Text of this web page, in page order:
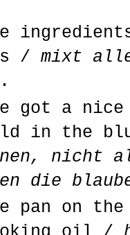
/ mixt
.
got a
in the
nicht
die
pan on